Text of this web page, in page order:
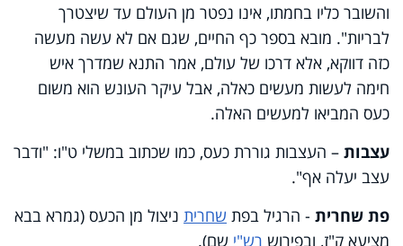
והשובר כליו בחמתו, אינו נפטר מן העולם עד שיצטרך
לבריות". מובא בספר כף החיים, שגם אם לא עשה מעשה
כזה דווקא, אלא דרכו של עולם, אמר התנא שמדרך איש
חימה לעשות מעשים כאלה, אבל עיקר העונש הוא משום
כעס המביאו למעשים האלה.
עצבות – העצבות גוררת כעס, כמו שכתוב במשלי ט"ו: "ודבר
עצב יעלה אף".
פת שחרית - הרגיל בפת שחרית ניצול מן הכעס (גמרא בבא
מציעא ק"ז, ובפירוש רש"י שם).